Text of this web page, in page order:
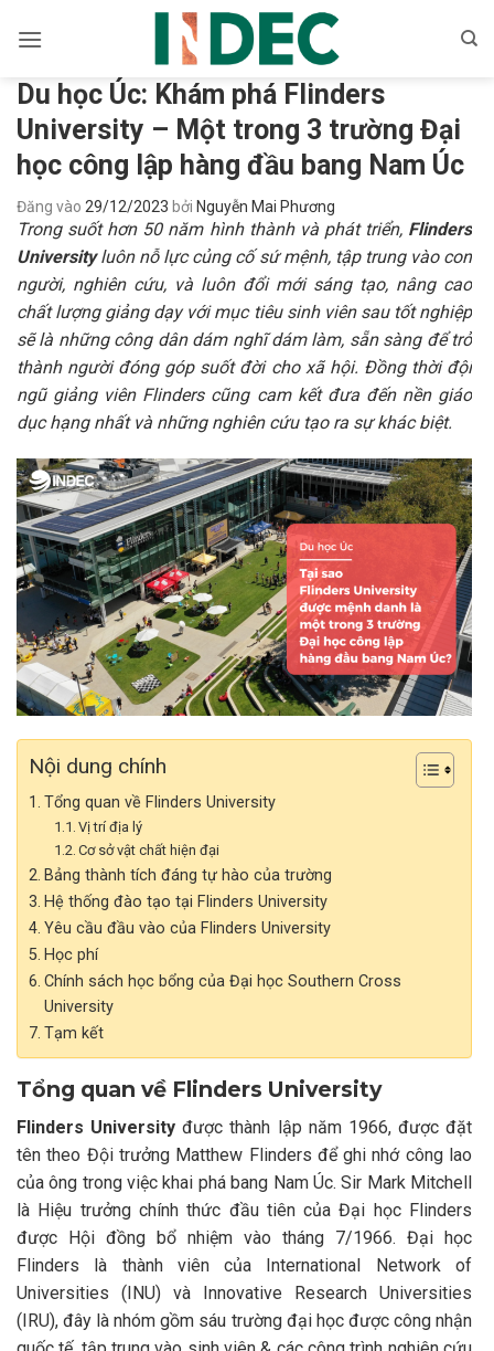
qua
dungDu học Úc: Khám phá Flinders
University – Một trong 3 trường Đại
học công lập hàng đầu bang Nam Úc
Đăng vào 29/12/2023 bởi Nguyễn Mai Phương
Trong suốt hơn 50 năm hình thành và phát triển, Flinders
Universityluôn nỗ lực củng cố sứ mệnh, tập trung vào con
người, nghiên cứu, và luôn đổi mới sáng tạo, nâng cao
chất lượng giảng dạy với mục tiêu sinh viên sau tốt nghiệp
sẽ là những công dân dám nghĩ dám làm, sẵn sàng để trở
thành người đóng góp suốt đời cho xã hội. Đồng thời đội
ngũ giảng viên Flinders cũng cam kết đưa đến nền giáo
dục hạng nhất và những nghiên cứu tạo ra sự khác biệt.
Nội dung chính
Tổng quan về Flinders University
Vị trí địa lý
Cơ sở vật chất hiện đại
Bảng thành tích đáng tự hào của trường
Hệ thống đào tạo tại Flinders University
Yêu cầu đầu vào của Flinders University
Học phí
Chính sách học bổng của Đại học Southern Cross
University
Tạm kết
Tổng quan về Flinders University
Flinders University được thành lập năm 1966, được đặt
tên theo Đội trưởng Matthew Flinders để ghi nhớ công lao
của ông trong việc khai phá bang Nam Úc. Sir Mark Mitchell
là Hiệu trưởng chính thức đầu tiên của Đại học Flinders
được Hội đồng bổ nhiệm vào tháng 7/1966. Đại học
Flinders là thành viên của International Network of
Universities (INU) và Innovative Research Universities
(IRU), đây là nhóm gồm sáu trường đại học được công nhận